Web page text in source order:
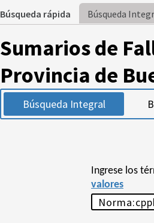
Búsqueda rápida Búsqueda
Sumarios de
Provincia de
Búsqueda Integral
Ingrese los
valores